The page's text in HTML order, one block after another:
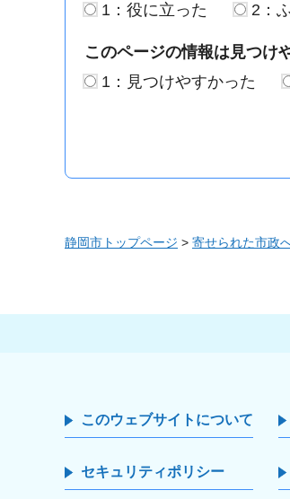
1：役に立った
2：
このページの情報は見つけ
1：見つけやすかった
静岡市トップページ > 寄せられた市政
このウェブサイトについて
セキュリティポリシー